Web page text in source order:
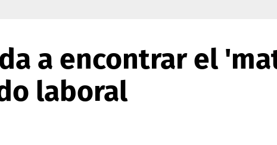
a encontrar el
laboral